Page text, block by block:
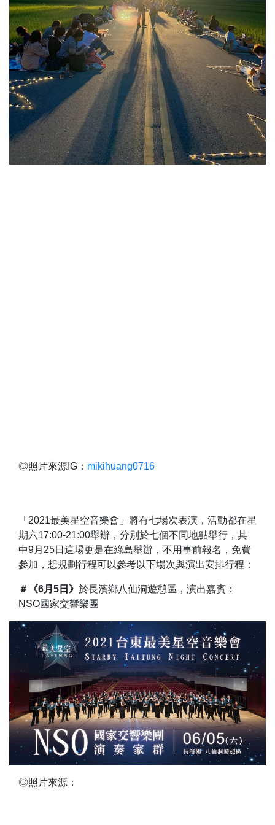
◎照片來源IG： mikihuang0716
「2021最美星空音樂會」將有七場次表演，活動都在星
期六17:00-21:00舉辦，分別於七個不同地點舉行，其
中9月25日這場更是在綠島舉辦，不用事前報名，免費
參加，想規劃行程可以參考以下場次與演出安排行程：
＃《6月5日》 於長濱鄉八仙洞遊憩區，演出嘉賓：
NSO國家交響樂團
◎照片來源：